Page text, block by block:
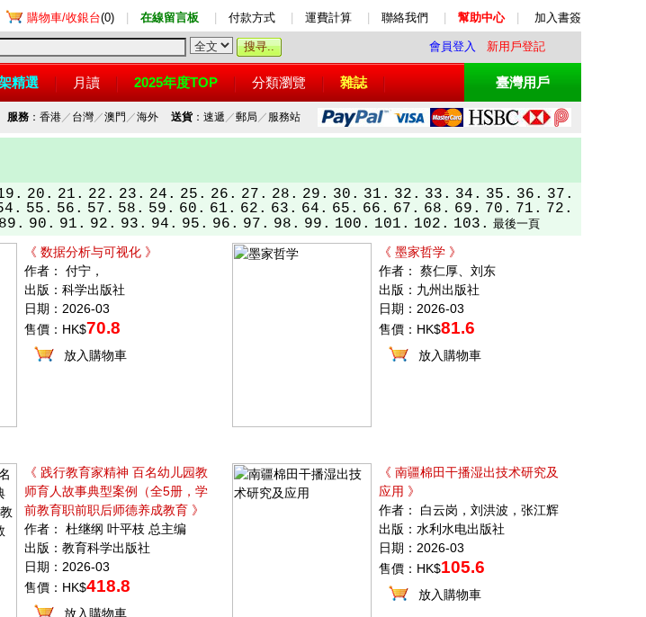
購物車/收銀台(0) 在線留言板 付款方式 運費計算 聯絡我們 幫助中心 加入書簽
會員登入 新用戶登記
精選 月讀 2025年度TOP 分類瀏覽 雜誌 臺灣用戶
服務：香港／ 台灣／澳門 ／海外 送貨：速遞 ／郵局 ／ 服務站
20. 21. 22. 23. 24. 25. 26. 27. 28. 29. 30. 31. 32. 33. 34. 35. 36. 37.
55. 56. 57. 58. 59. 60. 61. 62. 63. 64. 65. 66. 67. 68. 69. 70. 71. 72.
89. 90. 91. 92. 93. 94. 95. 96. 97. 98. 99. 100. 101. 102. 103. 最後一頁
《 数据分析与可视化 》
作者： 付宁，
出版：科学出版社
日期：2026-03
售價：HK$70.8
放入購物車
《 墨家哲学 》
作者： 蔡仁厚、刘东
出版：九州出版社
日期：2026-03
售價：HK$81.6
放入購物車
《 践行教育家精神 百名幼儿园教
师育人故事典型案例（全5册，学
前教育职前职后师德养成教育 》
作者： 杜继纲 叶平枝 总主编
出版：教育科学出版社
日期：2026-03
售價：HK$418.8
放入購物車
《 南疆棉田干播湿出技术研究及
应用 》
作者： 白云岗，刘洪波，张江辉
出版：水利水电出版社
日期：2026-03
售價：HK$105.6
放入購物車